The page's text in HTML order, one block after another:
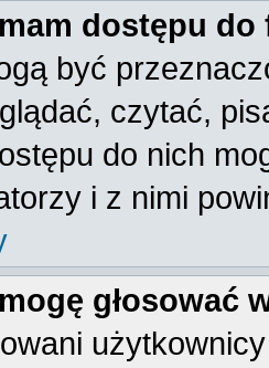
dostępu do
być
czytać,
do nich
i z nimi
głosować